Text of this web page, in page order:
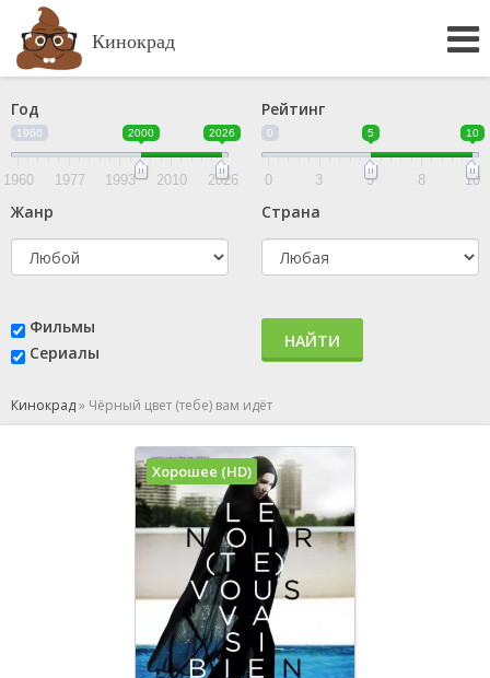
Кинокрад
Год
1960 2000 2026
1960 1977 1993 2010 2026
Рейтинг
0 5 10
0 3 5 8 10
Жанр Страна
Фильмы
Сериалы
НАЙТИ
Кинокрад» Чёрный цвет (тебе) вам идёт
Хорошее (HD)